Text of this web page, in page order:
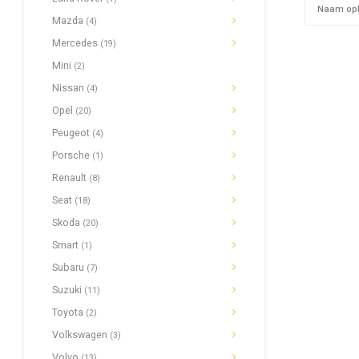
Mazda (4)
Mercedes (19)
Mini (2)
Nissan (4)
Opel (20)
Peugeot (4)
Porsche (1)
Renault (8)
Seat (18)
Skoda (20)
Smart (1)
Subaru (7)
Suzuki (11)
Toyota (2)
Volkswagen (3)
Naam